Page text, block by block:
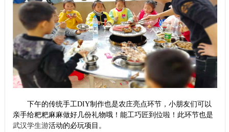
下午的传统手工DIY制作也是农庄亮点环节，小朋友们可以
亲手给粑粑麻麻做好几份礼物哦！能工巧匠到位啦！此环节也是
武汉学生游活动的必玩项目。